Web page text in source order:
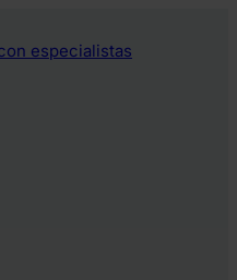
especialistas